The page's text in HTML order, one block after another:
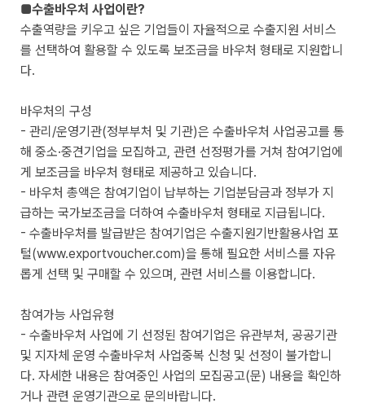
■수출바우처 사업이란?
수출역량을 키우고 싶은 기업들이 자율적으로 수출지원 서비스
를 선택하여 활용할 수 있도록 보조금을 바우처 형태로 지원합니
다.
바우처의 구성
- 관리/운영기관(정부부처 및 기관)은 수출바우처 사업공고를 통
해 중소·중견기업을 모집하고, 관련 선정평가를 거쳐 참여기업에
게 보조금을 바우처 형태로 제공하고 있습니다.
- 바우처 총액은 참여기업이 납부하는 기업분담금과 정부가 지
급하는 국가보조금을 더하여 수출바우처 형태로 지급됩니다.
- 수출바우처를 발급받은 참여기업은 수출지원기반활용사업 포
털(www.exportvoucher.com)을 통해 필요한 서비스를 자유
롭게 선택 및 구매할 수 있으며, 관련 서비스를 이용합니다.
참여가능 사업유형
- 수출바우처 사업에 기 선정된 참여기업은 유관부처, 공공기관
및 지자체 운영 수출바우처 사업중복 신청 및 선정이 불가합니
다. 자세한 내용은 참여중인 사업의 모집공고(문) 내용을 확인하
거나 관련 운영기관으로 문의바랍니다.